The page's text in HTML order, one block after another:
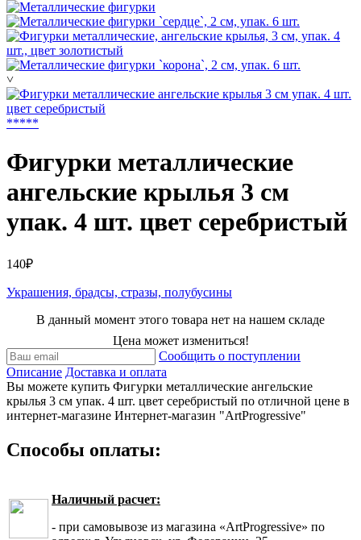
˅
*****
Фигурки металлические
ангельские крылья 3 см
упак. 4 шт. цвет серебристый
140₽
Украшения, брадсы, стразы, полубусины
В данный момент этого товара нет на нашем складе
Цена может измениться!
Сообщить о поступлении
Описание Доставка и оплата
Вы можете купить Фигурки металлические ангельские
крылья 3 см упак. 4 шт. цвет серебристый по отличной цене в
интернет-магазине Интернет-магазин "ArtProgressive"
Способы оплаты:
Наличный расчет:
- при самовывозе из магазина «ArtProgressive» по